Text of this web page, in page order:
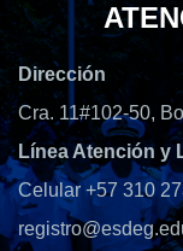
Dirección
Cra. 11#102-50,
Línea Atención y
Celular +57 310